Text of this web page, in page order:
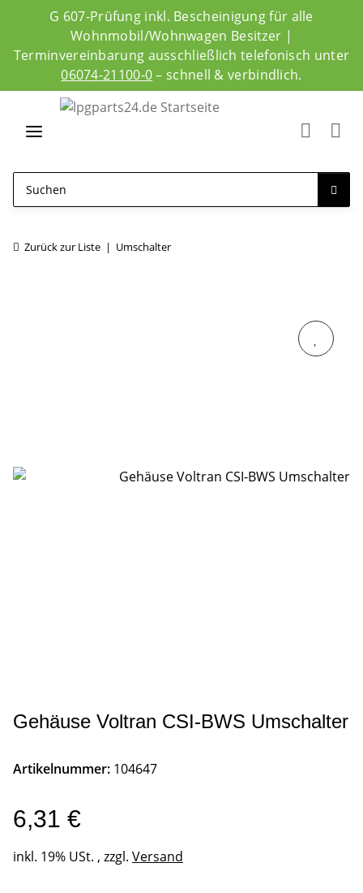
G 607-Prüfung inkl. Bescheinigung für alle
Wohnmobil/Wohnwagen Besitzer |
Terminvereinbarung ausschließlich telefonisch unter
06074-21100-0– schnell & verbindlich.
Zurück zur Liste Umschalter
Gehäuse Voltran CSI-BWS Umschalter
Artikelnummer: 104647
6,31 €
inkl. 19% USt. , zzgl. Versand